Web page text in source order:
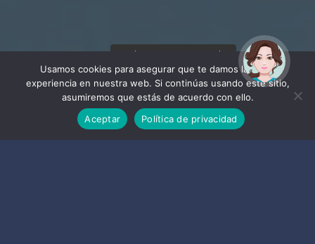
Usamos cookies para asegurar que te damos la mejor
experiencia en nuestra web. Si continúas usando este sitio,
asumiremos que estás de acuerdo con ello.
Aceptar
Política de privacidad
¡Hola! Soy Noy. ¿Puedo
ayudarte?